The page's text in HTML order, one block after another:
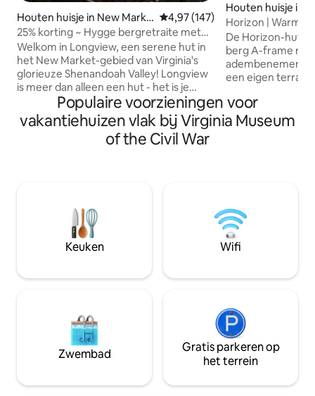
Houten huisje in New Marke
t
Gemiddelde beoordeling van
4,97 (147)
25% korting ~ Hygge bergretraite met
prachtig uitzicht
Welkom in Longview, een serene hut in
het New Market-gebied van Virginia's
glorieuze Shenandoah Valley! Longview
is meer dan alleen een hut - het is je
privéreservaat, je thuisbasis voor
verkwikkende bergwandelingen,
prachtige vergezichten, hygge-
geïnspireerd comfort en het avontuur
winterse sneeuw- of ijsgebeurtenissen.
Bergwegen worden onderhouden en
geploegd; het vrijmaken van de oprit
kan echter worden vertraagd
Houten huisje in
Horizon | Warm/
haarden, sauna,
De Horizon-hut in
berg A-frame
adembenemend
een eigen terras
koude duik en
stoomsauna voor
Binnen biedt de
dineren met de
buitenlucht.
of
aanwezig).
Populaire voorzieningen voor
vakantiehuizen vlak bij Virginia Museum
of the Civil War
Keuken Wifi
Zwembad
Gratis parkeren op
het terrein